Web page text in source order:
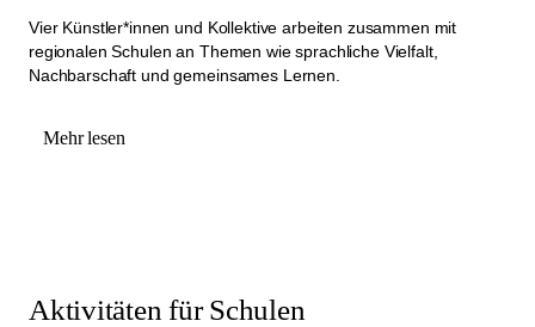
Vier Künstler*innen und Kollektive arbeiten zusammen mit
regionalen Schulen an Themen wie sprachliche Vielfalt,
Nachbarschaft und gemeinsames Lernen.
Mehr lesen
Aktivitäten für Schulen